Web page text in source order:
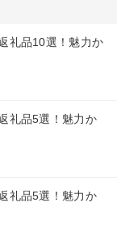
礼品10選！魅力か
礼品5選！魅力か
礼品5選！魅力か